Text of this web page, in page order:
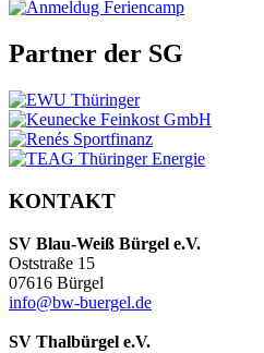
Partner der SG
KONTAKT
SV Blau-Weiß Bürgel e.V.
Oststraße 15
07616 Bürgel
info@bw-buergel.de
SV Thalbürgel e.V.